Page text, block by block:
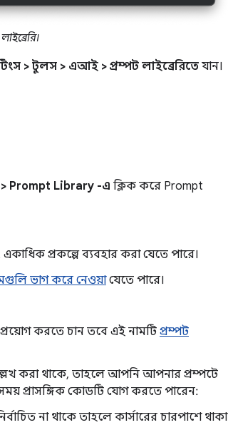
> টুলস > এআই > প্রম্পট লাইব্রেরিতে যান।
> Prompt Library -এ ক্লিক করে Prompt
প্রকল্পে ব্যবহার করা যেতে পারে।
ভাগ করে নেওয়াযেতে পারে।
করতে চান তবে এই নামটি প্রম্পট
করা থাকে, তাহলে আপনি আপনার প্রম্পটে
প্রাসঙ্গিক কোডটি যোগ করতে পারেন:
না থাকে তাহলে কার্সারের চারপাশে থাকা